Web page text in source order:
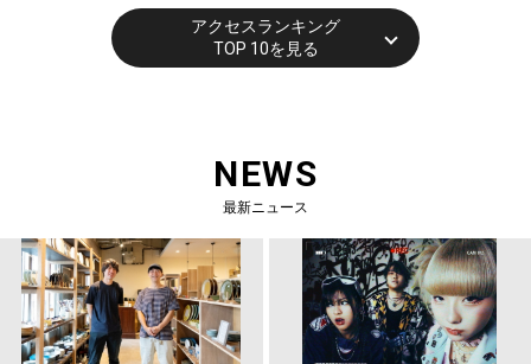
アクセスランキング
TOP 10を見る
NEWS
最新ニュース